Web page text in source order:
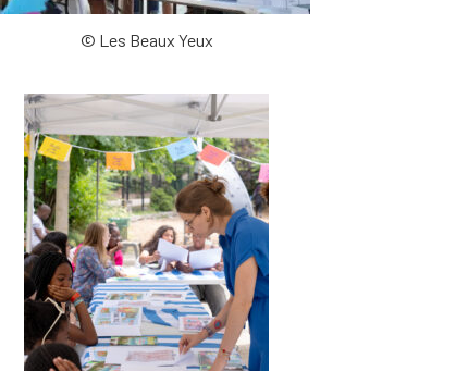
© Les Beaux Yeux